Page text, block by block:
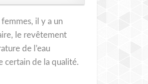
il y a un
le revêtement
de l’eau
certain de la qualité.